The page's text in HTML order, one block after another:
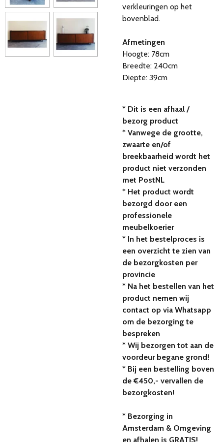
verkleuringen op het
bovenblad.
Afmetingen
Hoogte: 78cm
Breedte: 240cm
Diepte: 39cm
* Dit is een afhaal /
bezorg product
* Vanwege de grootte,
zwaarte en/of
breekbaarheid wordt het
product niet verzonden
met PostNL
* Het product wordt
bezorgd door een
professionele
meubelkoerier
* In het bestelproces is
een overzicht te zien van
de bezorgkosten per
provincie
* Na het bestellen van het
product nemen wij
contact op via Whatsapp
om de bezorging te
bespreken
* Wij bezorgen tot aan de
voordeur begane grond!
* Bij een bestelling boven
de €450,- vervallen de
bezorgkosten!
* Bezorging in
Amsterdam & Omgeving
en afhalen is GRATIS!